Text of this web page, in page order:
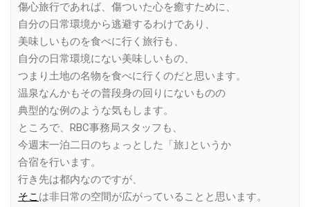
傷心旅行であれば、傷ついた心を癒すために、
自分の日常環境から逃避するわけであり、
美味しいものを食べに行く旅行も、
自分の日常環境にない美味しいもの、
つまり土地の名物を食べに行くのだと思います。
温泉なんかもその普段身の回りにないものの
典型的な例のような気もします。
ところで、RBC事務局スタッフも、
今週末一泊二日のちょっとした「旅｣というか
合宿を行います。
行き先は都内なのですが、
そこ は非日常の空間が広がっていることと思います。